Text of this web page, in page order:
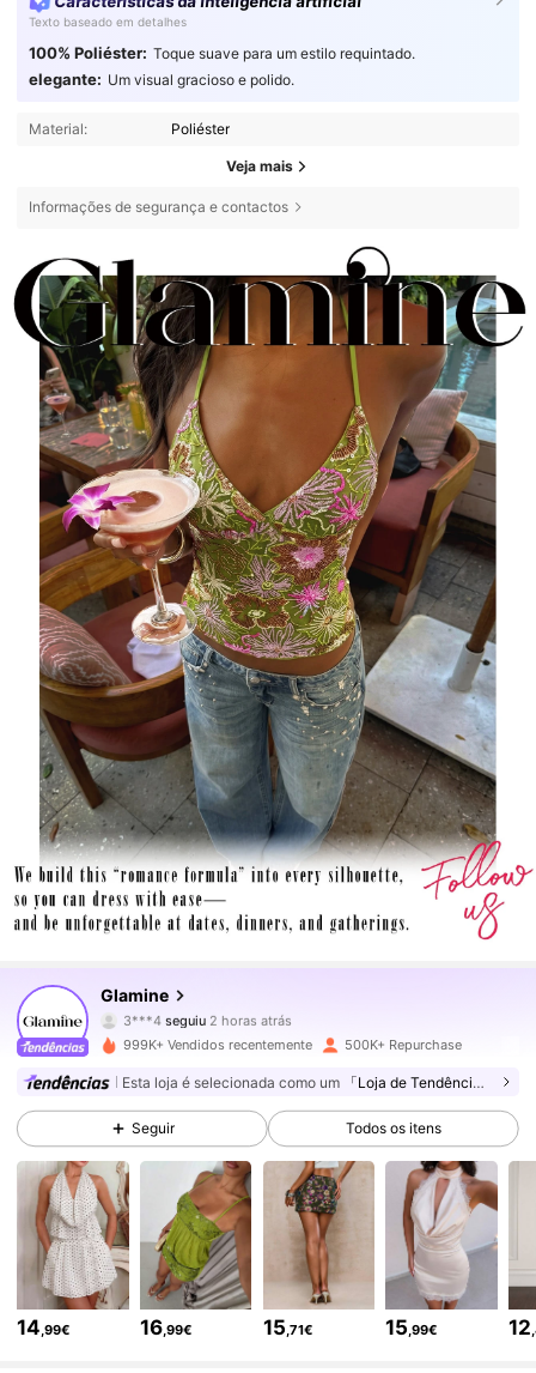
Texto baseado em detalhes
100% Poliéster: Toque suave para um estilo requintado.
elegante: Um visual gracioso e polido.
Material: Poliéster
Veja mais
Informações de segurança e contactos
Glamine
3***4seguiu
r***festá a navegar
4,79
556K Seguidores
4,79 556K Seguidores
4,79 556K Seguidores
4,79 556K Seguidores
999K+ Vendidos recentemente 500K+ Repurchase
Esta loja é selecionada como um 「Loja de Tendências」
Seguir Todos os itens
14,99€ 16,99€ 15,71€ 15,99€ 12